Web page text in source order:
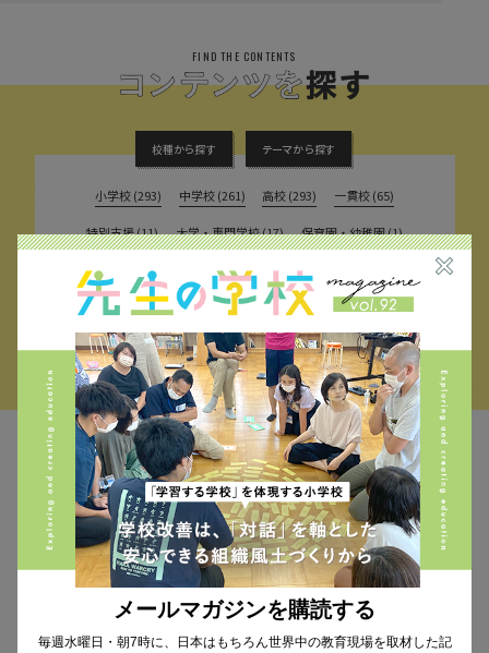
FIND THE CONTENTS
校種から探す テーマから探す
小学校 (293) 中学校 (261) 高校 (293) 一貫校 (65)
特別支援 (11) 大学・専門学校 (17) 保育園・幼稚園 (1)
民間企業 (63) 公立 (347) 私立 (356)
オルタナティブスクール (18) 教育委員会 (4)
MAIL MAGAZINE
イベント、記事などの最新情報をお届け！
個人情報の取扱 について同意します。
メールマガジンを購読する
毎週水曜日・朝7時に、日本はもちろん世界中の教育現場を取材した記